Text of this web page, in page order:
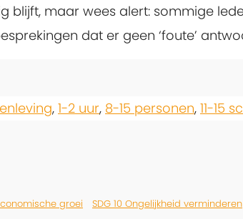
blijft, maar wees alert: sommige
dat er geen ‘foute’
, 1-2 uur, 8-15 personen, 11-15
groei SDG 10 Ongelijkheid verminderen